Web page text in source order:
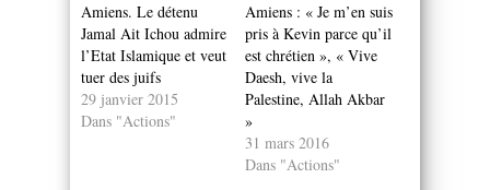
Amiens. Le détenu
Jamal Ait Ichou admire
l’Etat Islamique et veut
tuer des juifs
29 janvier 2015
Dans "Actions"
Amiens : « Je m’en suis
pris à Kevin parce qu’il
est chrétien », « Vive
Daesh, vive la
Palestine, Allah Akbar
»
31 mars 2016
Dans "Actions"